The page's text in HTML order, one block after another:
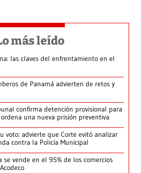
más leído
las claves del enfrentamiento en el
de Panamá advierten de retos y
confirma detención provisional para
una nueva prisión preventiva
voto: advierte que Corte evitó analizar
contra la Policía Municipal
se vende en el 95% de los comercios